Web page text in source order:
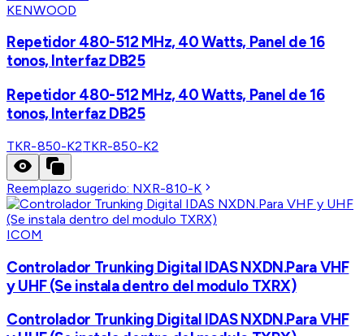
KENWOOD
Repetidor 480-512 MHz, 40 Watts, Panel de 16
tonos, Interfaz DB25
Repetidor 480-512 MHz, 40 Watts, Panel de 16
tonos, Interfaz DB25
TKR-850-K2TKR-850-K2
Reemplazo sugerido: NXR-810-K
ICOM
Controlador Trunking Digital IDAS NXDN.Para VHF
y UHF (Se instala dentro del modulo TXRX)
Controlador Trunking Digital IDAS NXDN.Para VHF